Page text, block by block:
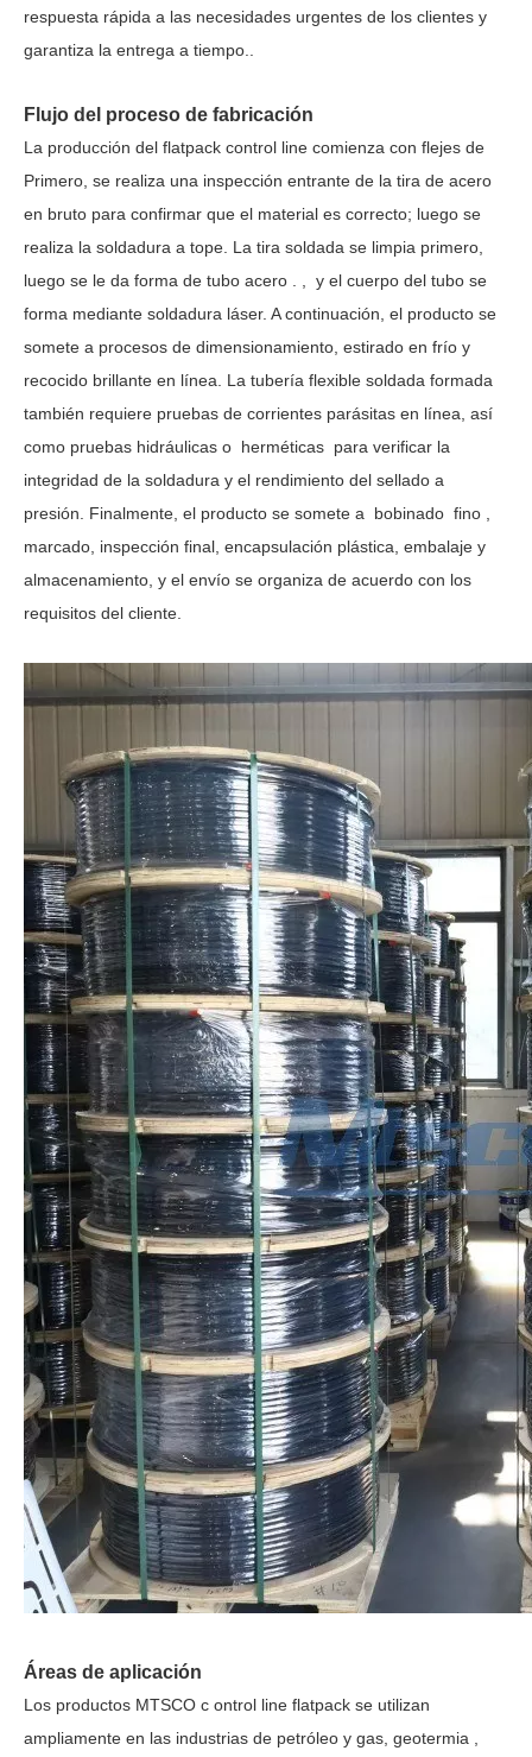
respuesta rápida a las necesidades urgentes de los clientes y
garantiza la entrega a tiempo.
Flujo del proceso de fabricación
La producción del flatpack control line comienza con flejes de
Primero, se realiza una inspección entrante de la tira de acero
en bruto para confirmar que el material es correcto; luego se
realiza la soldadura a tope. La tira soldada se limpia primero,
luego se le da forma de tubo acero
y el cuerpo del tubo se
forma mediante soldadura láser. A continuación, el producto se
somete a procesos de dimensionamiento, estirado en frío y
recocido brillante en línea. La tubería flexible soldada formada
también requiere pruebas de corrientes parásitas en línea, así
como pruebas hidráulicas o herméticas para verificar la
integridad de la soldadura y el rendimiento del sellado a
presión. Finalmente, el producto se somete a
bobinado fino
marcado, inspección final, encapsulación plástica, embalaje y
almacenamiento, y el envío se organiza de acuerdo con los
requisitos del cliente.
Áreas de aplicación
Los productos MTSCO c ontrol line flatpack se utilizan
ampliamente en las industrias de petróleo y gas, geotermia